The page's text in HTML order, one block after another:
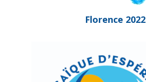
Florence 2022